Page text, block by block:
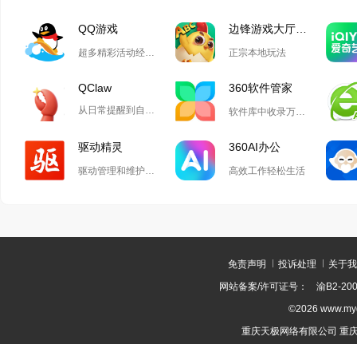
QQ游戏
超多精彩活动经典玩法尽在QQ游戏 正宗本地玩法
QClaw
从日常提醒到自动化开发,Qclaw解锁无限可能
360软件管家
软件库中收录万款正版软件
驱动精灵
驱动管理和维护工具
360AI办公
高效工作轻松生活
免责声明 投诉处理
关于
网站备案/许可证号：
渝B2-
©2026
重庆天极网络有限公司 重